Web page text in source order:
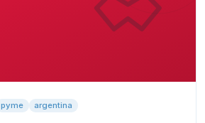
pyme argentina